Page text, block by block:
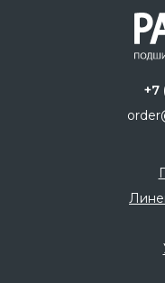
+7